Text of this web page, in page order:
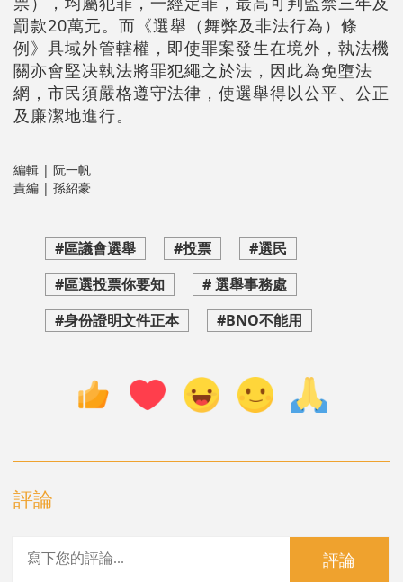
罰款20萬元。而《選舉（舞弊及非法行為）條
例》具域外管轄權，即使罪案發生在境外，執法機
關亦會堅决執法將罪犯繩之於法，因此為免墮法
網，市民須嚴格遵守法律，使選舉得以公平、公正
及廉潔地進行。
編輯 | 阮一帆
責編 | 孫紹豪
#區議會選舉 #投票
#選民
#區選投票你要知
# 選舉事務處
#身份證明文件正本
#BNO不能用
評論
評論